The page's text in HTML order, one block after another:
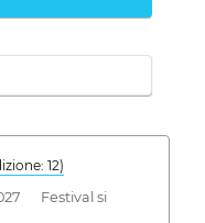
12)
Festival si